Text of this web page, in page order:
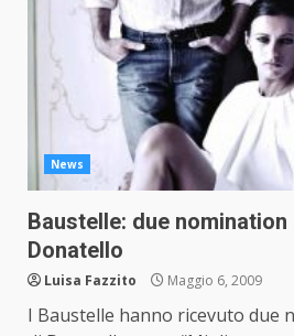
News
Baustelle: due nomination
Donatello
Luisa Fazzito Maggio 6, 2009
I Baustelle hanno ricevuto due